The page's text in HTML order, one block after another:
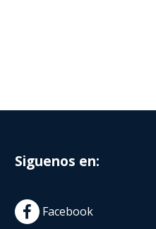
Siguenos en:
Facebook